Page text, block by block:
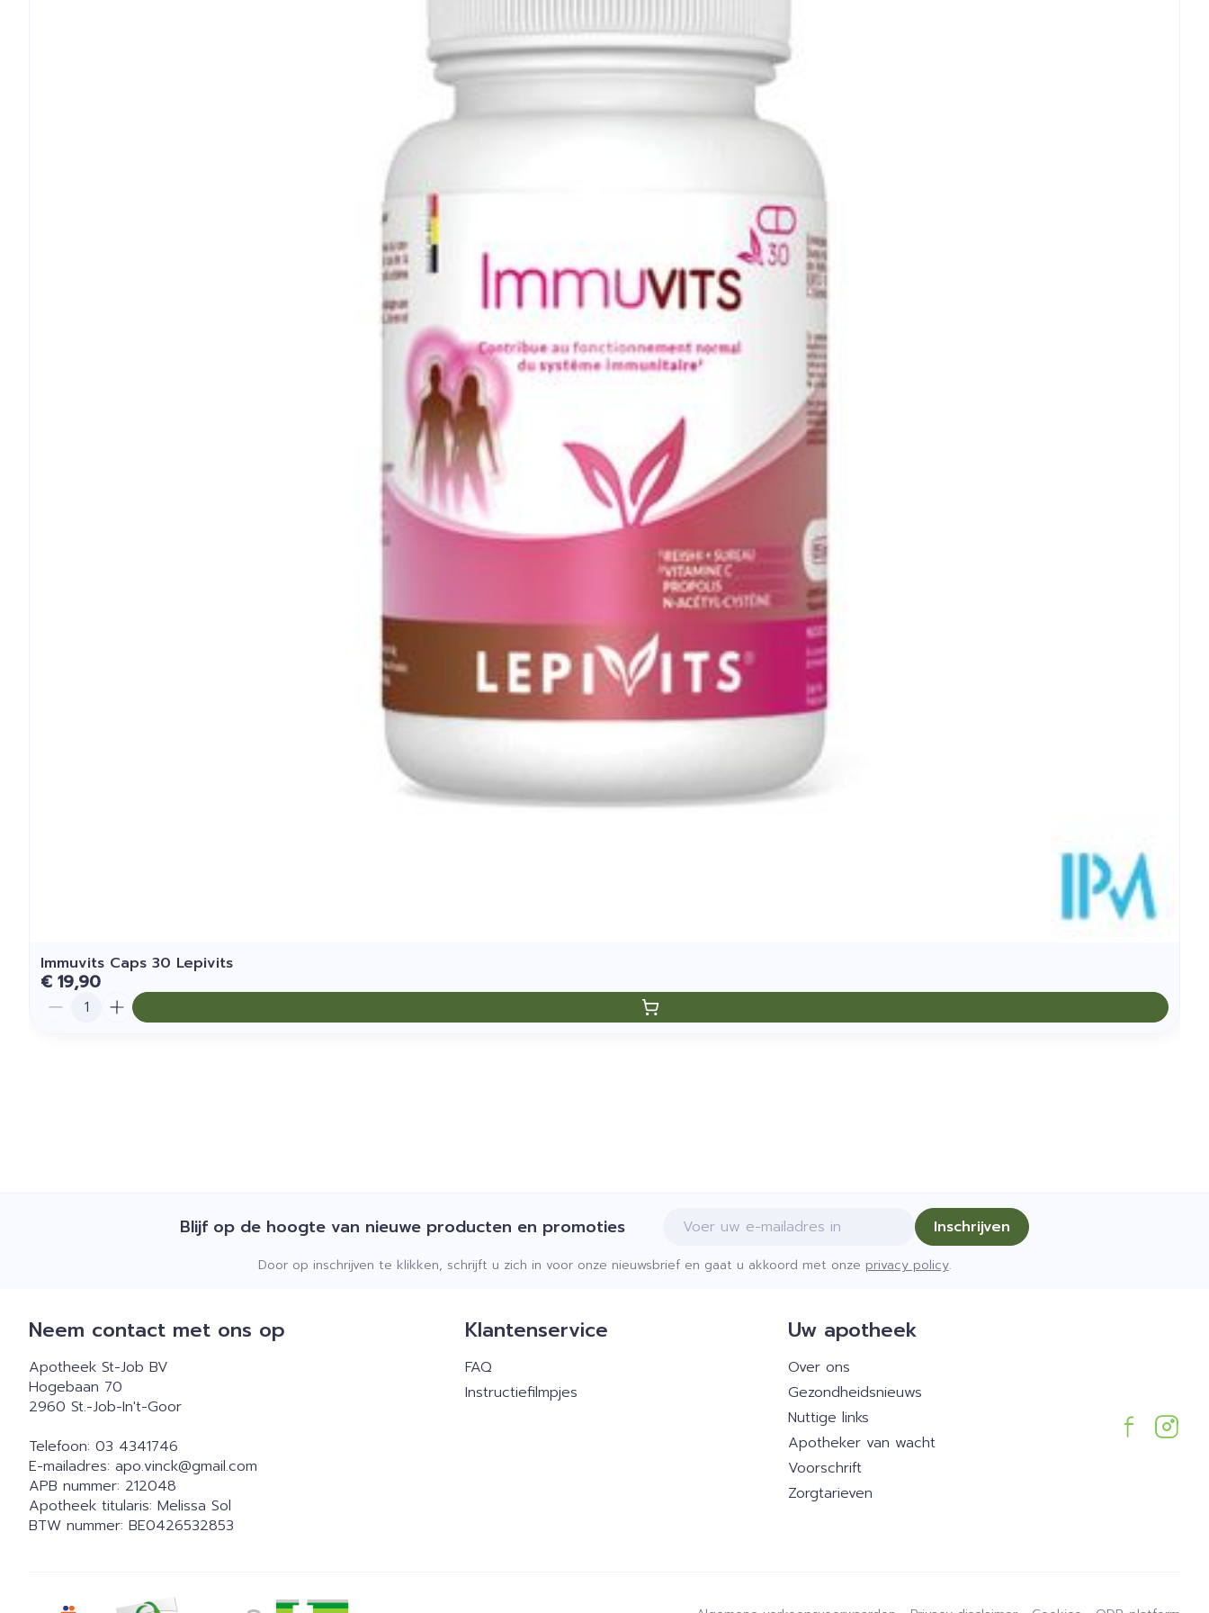
Immuvits Caps 30 Lepivits
€ 19,90
Aantal
Blijf op de hoogte van nieuwe producten en promoties E-mail adres Inschrijven
Door op inschrijven te klikken, schrijft u zich in voor onze nieuwsbrief en gaat u akkoord met onze privacy policy.
Neem contact met ons op
Apotheek St-Job BV
Hogebaan 70
2960 St.-Job-In't-Goor
Telefoon: 03 4341746
E-mailadres: apo.vinck@gmail.com
APB nummer: 212048
Apotheek titularis: Melissa Sol
BTW nummer: BE0426532853
Klantenservice
FAQ
Instructiefilmpjes
Uw apotheek
Over ons
Gezondheidsnieuws
Nuttige links
Apotheker van wacht
Voorschrift
Zorgtarieven